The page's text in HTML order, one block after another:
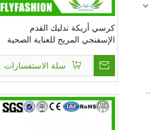
كرسي أريكة تدليك القدم
الإسفنجي المريح للعناية الصحية
سلة الاستفسارات